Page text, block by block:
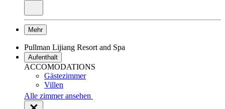
Mehr
Pullman Lijiang Resort and Spa
Aufenthalt
ACCOMODATIONS
Gästezimmer
Villen
Alle zimmer ansehen